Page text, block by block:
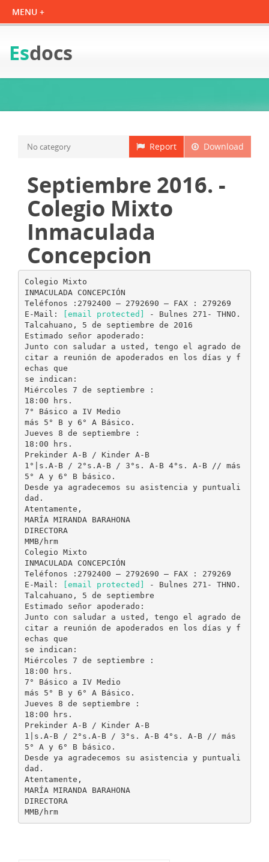
Esdocs
Download
Report
No category
Septiembre 2016. -
Colegio Mixto
Inmaculada
Concepcion
Colegio Mixto
INMACULADA CONCEPCIÓN
Teléfonos :2792400 – 2792690 – FAX : 279269
E-Mail:
[email protected]
- Bulnes 271- THNO.
Talcahuano, 5 de septiembre de 2016
Estimado señor apoderado:
Junto con saludar a usted, tengo el agrado de
citar a reunión de apoderados en los días y f
echas que
se indican:
Miércoles 7 de septiembre :
18:00 hrs.
7° Básico a IV Medio
más 5° B y 6° A Básico.
Jueves 8 de septiembre :
18:00 hrs.
Prekinder A-B / Kinder A-B
1°|s.A-B / 2°s.A-B / 3°s. A-B 4°s. A-B // más
5° A y 6° B básico.
Desde ya agradecemos su asistencia y puntuali
dad.
Atentamente,
MARÍA MIRANDA BARAHONA
DIRECTORA
MMB/hrm
Colegio Mixto
INMACULADA CONCEPCIÓN
Teléfonos :2792400 – 2792690 – FAX : 279269
E-Mail:
[email protected]
- Bulnes 271- THNO.
Talcahuano, 5 de septiembre
Estimado señor apoderado:
Junto con saludar a usted, tengo el agrado de
citar a reunión de apoderados en los días y f
echas que
se indican:
Miércoles 7 de septiembre :
18:00 hrs.
7° Básico a IV Medio
más 5° B y 6° A Básico.
Jueves 8 de septiembre :
18:00 hrs.
Prekinder A-B / Kinder A-B
1|s.A-B / 2°s.A-B / 3°s. A-B 4°s. A-B // más
5° A y 6° B básico.
Desde ya agradecemos su asistencia y puntuali
dad.
Atentamente,
MARÍA MIRANDA BARAHONA
DIRECTORA
MMB/hrm